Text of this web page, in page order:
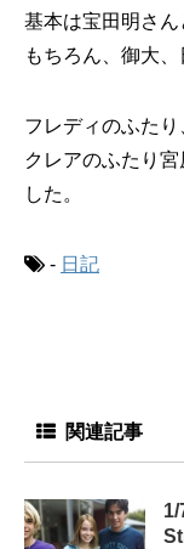
基本は宝田明さん
もちろん、御大、
フレディのふたり
クレアのふたり
した。
- 日記
関連記事